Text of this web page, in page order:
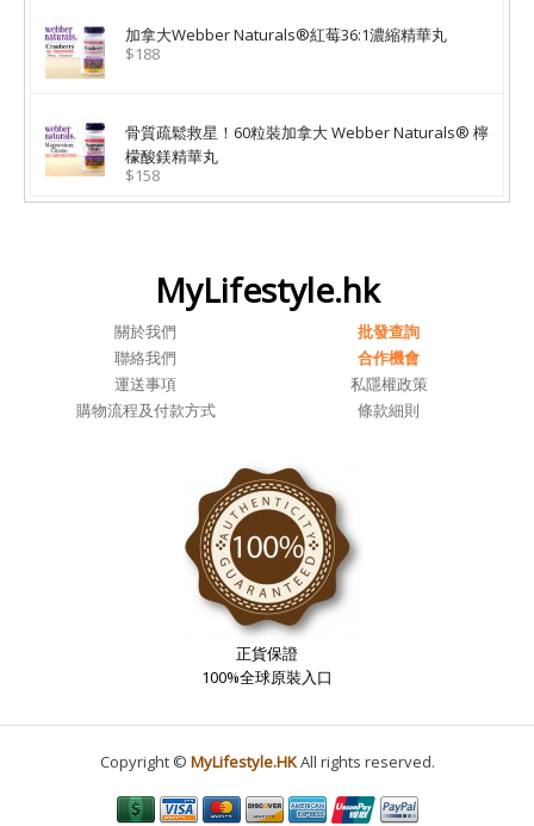
加拿大Webber Naturals®紅莓36:1濃縮精華丸
$188
骨質疏鬆救星！60粒裝加拿大 Webber Naturals® 檸
檬酸鎂精華丸
$158
MyLifestyle.hk
關於我們
批發查詢
聯絡我們
合作機會
運送事項
私隱權政策
購物流程及付款方式
條款細則
正貨保證
100%全球原裝入口
Copyright © MyLifestyle.HKAll rights reserved.